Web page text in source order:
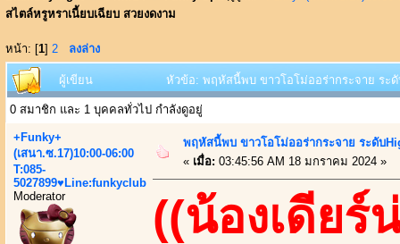
สไตล์หรูหราเนี้ยบเฉียบ สวยงดงาม
หน้า: [1] 2 ลงล่าง
ผู้เขียน หัวข้อ: พฤหัสนี้พบ ขาวโอโม่ออร่ากระจาย ระดั
0 สมาชิก และ 1 บุคคลทั่วไป กำลังดูอยู่
+Funky+
(เสนา.ซ.17)10:00-06:00
T:085-
5027899♥Line:funkyclub
Moderator
พฤหัสนี้พบ ขาวโอโม่ออร่ากระจาย ระดับ
« เมื่อ: 03:45:56 AM 18 มกราคม 2024 »
((น้องเดียร์